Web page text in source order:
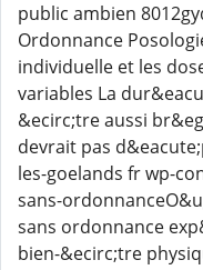
public ambien
Ordonnance
individuelle et les
variables La
&ecirc;tre aussi
devrait pas
les-goelands fr wp-
sans-
sans ordonnance
bien-&ecirc;tre